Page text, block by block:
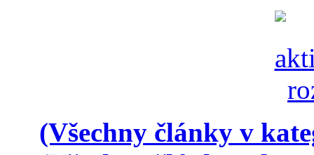
(Všechny články v